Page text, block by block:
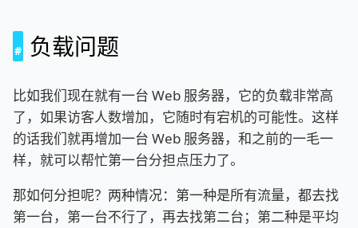
负载问题
比如我们现在就有一台 Web 服务器，它的负载非常高
了，如果访客人数增加，它随时有宕机的可能性。这样
的话我们就再增加一台 Web 服务器，和之前的一毛一
样，就可以帮忙第一台分担点压力了。
那如何分担呢？两种情况：第一种是所有流量，都去找
第一台，第一台不行了，再去找第二台；第二种是平均